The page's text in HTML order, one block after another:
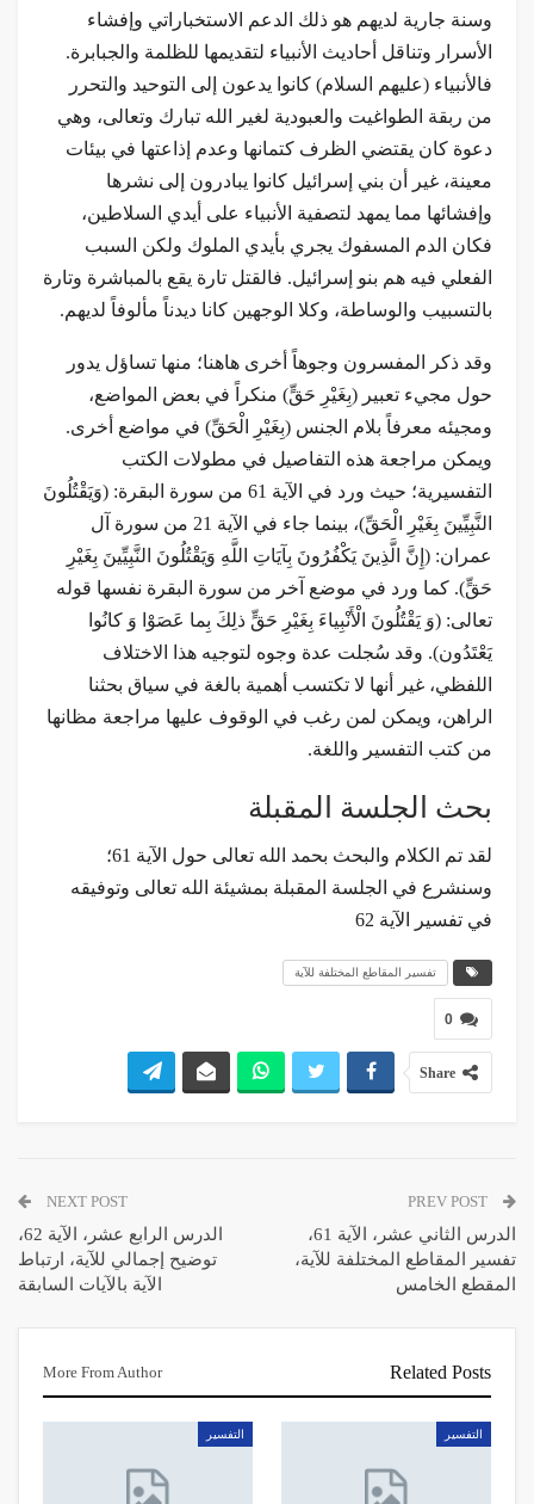
وسنة جارية لديهم هو ذلك الدعم الاستخباراتي وإفشاء
الأسرار وتناقل أحاديث الأنبياء لتقديمها للظلمة والجبابرة.
فالأنبياء (عليهم السلام) كانوا يدعون إلى التوحيد والتحرر
من ربقة الطواغيت والعبودية لغير الله تبارك وتعالى، وهي
دعوة كان يقتضي الظرف كتمانها وعدم إذاعتها في بيئات
معينة، غير أن بني إسرائيل كانوا يبادرون إلى نشرها
وإفشائها مما يمهد لتصفية الأنبياء على أيدي السلاطين،
فكان الدم المسفوك يجري بأيدي الملوك ولكن السبب
الفعلي فيه هم بنو إسرائيل. فالقتل تارة يقع بالمباشرة وتارة
بالتسبيب والوساطة، وكلا الوجهين كانا ديدناً مألوفاً لديهم.
وقد ذكر المفسرون وجوهاً أخرى هاهنا؛ منها تساؤل يدور
حول مجيء تعبير (بِغَيْرِ حَقٍّ) منكراً في بعض المواضع،
ومجيئه معرفاً بلام الجنس (بِغَيْرِ الْحَقِّ) في مواضع أخرى.
ويمكن مراجعة هذه التفاصيل في مطولات الكتب
التفسيرية؛ حيث ورد في الآية 61 من سورة البقرة: (وَيَقْتُلُونَ
النَّبِيِّينَ بِغَيْرِ الْحَقِّ)، بينما جاء في الآية 21 من سورة آل
عمران: (إِنَّ الَّذِينَ يَكْفُرُونَ بِآيَاتِ اللَّهِ وَيَقْتُلُونَ النَّبِيِّينَ بِغَيْرِ
حَقٍّ). كما ورد في موضع آخر من سورة البقرة نفسها قوله
تعالى: (وَ يَقْتُلُونَ الْأَنْبِياءَ بِغَيْرِ حَقٍّ ذلِكَ بِما عَصَوْا وَ كانُوا
يَعْتَدُون‏). وقد سُجلت عدة وجوه لتوجيه هذا الاختلاف
اللفظي، غير أنها لا تكتسب أهمية بالغة في سياق بحثنا
الراهن، ويمكن لمن رغب في الوقوف عليها مراجعة مظانها
من كتب التفسير واللغة.
بحث الجلسة المقبلة
لقد تم الكلام والبحث بحمد الله تعالى حول الآية 61؛
وسنشرع في الجلسة المقبلة بمشيئة الله تعالى وتوفيقه
في تفسير الآية 62
تفسير المقاطع المختلفة للآية
0
Share
الدرس الثاني عشر، الآية 61،
تفسير المقاطع المختلفة للآية،
المقطع الخامس
NEXT POST
الدرس الرابع عشر، الآية 62،
توضيح إجمالي للآية، ارتباط
الآية بالآيات السابقة
Related Posts
More From Author
التفسیر التفسیر